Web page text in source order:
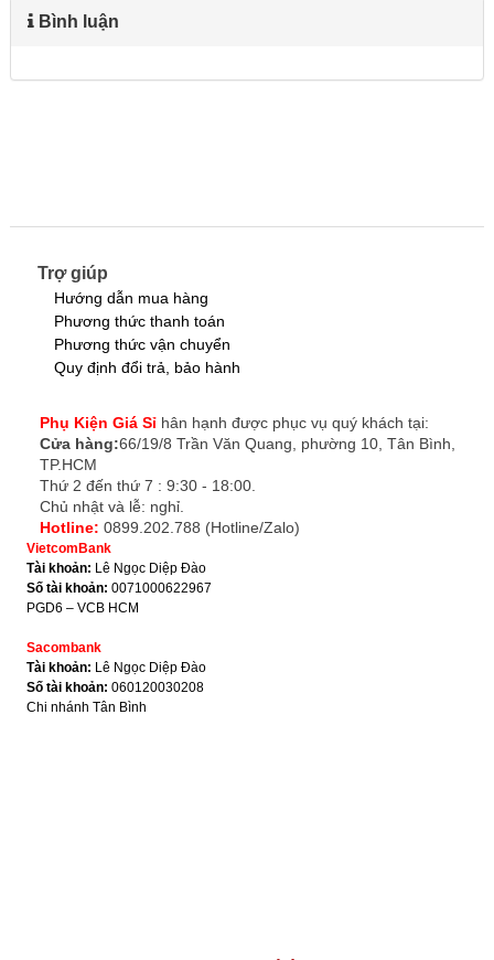
Bình luận
Trợ giúp
Hướng dẫn mua hàng
Phương thức thanh toán
Phương thức vận chuyển
Quy định đổi trả, bảo hành
Phụ Kiện Giá Sỉhân hạnh được phục vụ quý khách tại:
Cửa hàng:66/19/8 Trần Văn Quang, phường 10, Tân Bình,
TP.HCM
Thứ 2 đến thứ 7 : 9:30 - 18:00.
Chủ nhật và lễ: nghỉ.
Hotline: 0899.202.788 (Hotline/Zalo)
VietcomBank
Tài khoản: Lê Ngọc Diệp Đào
Số tài khoản: 0071000622967
PGD6 – VCB HCM
Sacombank
Tài khoản: Lê Ngọc Diệp Đào
Số tài khoản: 060120030208
Chi nhánh Tân Bình